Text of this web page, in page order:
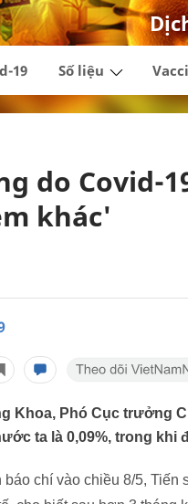
19 Số liệu
do Covid-
khác'
Khoa, Phó Cục trưởng
ta là 0,09%, trong khi
chí vào chiều 8/5,